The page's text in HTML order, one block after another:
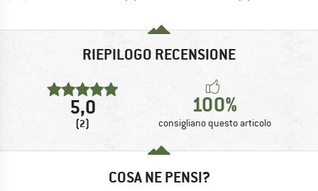
RIEPILOGO RECENSIONE
5,0
(2)
100%
consigliano questo articolo
COSA NE PENSI?